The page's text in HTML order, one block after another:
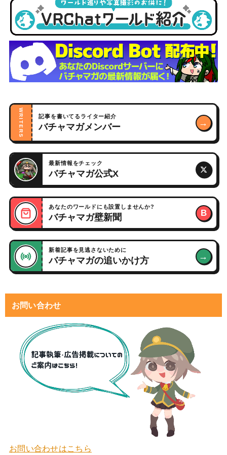
WRITERS 記事を書いてるライター紹介
バチャマガメンバー →
最新情報をチェック
バチャマガ公式X
あなたのワールドにも設置しませんか?
バチャマガ壁新聞 B
新着記事を見逃さないために
バチャマガの追いかけ方 →
お問い合わせ
お問い合わせはこちら